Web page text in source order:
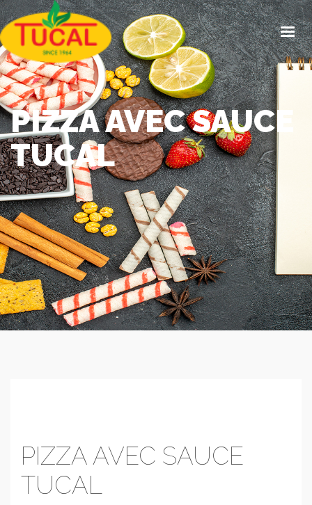
ACCUEIL
À PROPOS
GAMMES
CERTIFICATIONS
RECETTES
ACTUALITÉS
CONTACT
EN
PIZZA AVEC SAUCE
TUCAL
PIZZA AVEC SAUCE
TUCAL